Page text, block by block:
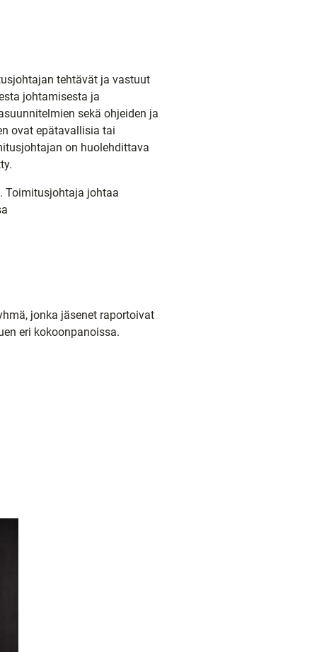
tehtävät ja vastuut
johtamisesta ja
sekä ohjeiden ja
ovat epätavallisia tai
on huolehdittava
Toimitusjohtaja johtaa
jonka jäsenet raportoivat
eri kokoonpanoissa.